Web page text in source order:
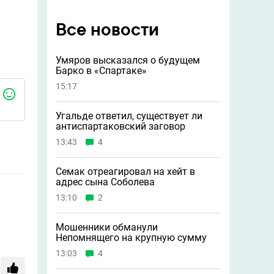
Все новости
Умяров высказался о будущем
Барко в «Спартаке»
15:17
Угальде ответил, существует ли
антиспартаковский заговор
13:43 4
Семак отреагировал на хейт в
адрес сына Соболева
13:10 2
Мошенники обманули
Непомнящего на крупную сумму
13:03 4